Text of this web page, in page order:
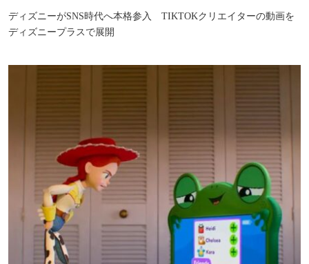
ディズニーがSNS時代へ本格参入 TIKTOKクリエイターの動画を
ディズニープラスで展開